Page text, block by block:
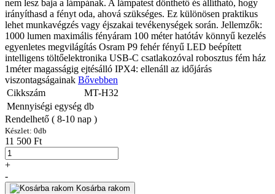
nem lesz baja a lámpának. A lámpatest dönthető és állítható, hogy
irányíthasd a fényt oda, ahová szükséges. Ez különösen praktikus
lehet munkavégzés vagy éjszakai tevékenységek során. Jellemzők:
1000 lumen maximális fényáram 100 méter hatótáv könnyű kezelés
egyenletes megvilágítás Osram P9 fehér fényű LED beépített
intelligens töltőelektronika USB-C csatlakozóval robosztus fém ház
1méter magasságig ejtésálló IPX4: ellenáll az időjárás
viszontagságainak Bővebben
Cikkszám
MT-H32
Mennyiségi egység db
Rendelhető ( 8-10 nap )
Készlet: 0db
11 500 Ft
+
-
Kosárba rakom